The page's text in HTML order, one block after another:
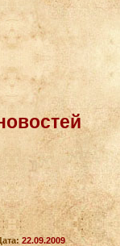
22.09.2009